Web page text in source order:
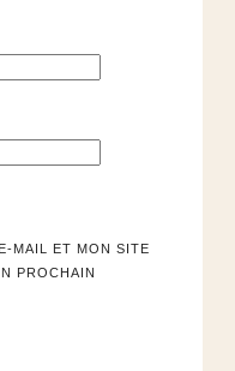
MAIL ET MON SITE
PROCHAIN